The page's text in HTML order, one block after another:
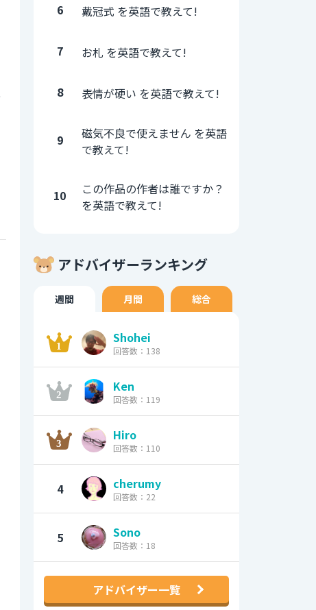
6 戴冠式 を英語で教えて!
7 お札 を英語で教えて!
8 表情が硬い を英語で教えて!
9
磁気不良で使えません を英語
で教えて!
10
この作品の作者は誰ですか？
を英語で教えて!
アドバイザーランキング
週間 月間 総合
Shohei
回答数：138
Ken
回答数：119
Hiro
回答数：110
4 cherumy
回答数：22
5 Sono
回答数：18
アドバイザー一覧